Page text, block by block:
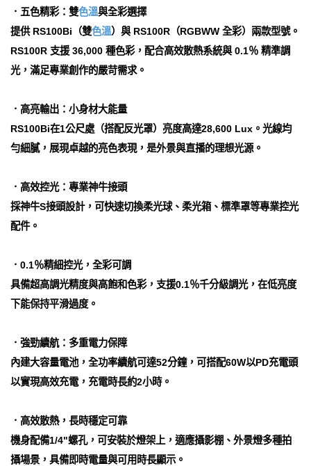
．五色精彩：雙色溫與全彩選擇
提供 RS100Bi（雙色溫）與 RS100R（RGBWW 全彩）兩款型號。
RS100R 支援 36,000 種色彩，配合高效散熱系統與 0.1％ 精準調
光，滿足專業創作的嚴苛需求。
．高亮輸出：小身材大能量
RS100Bi在1公尺處（搭配反光罩）亮度高達28,600 Lux。光線均
勻細膩，展現卓越的亮色表現，是外景與直播的理想光源。
．高效控光：專業神牛接頭
採神牛S接頭設計，可快速切換柔光球、柔光箱、標準罩等專業控光
配件。
．0.1％精細控光，全彩可調
具備超高調光精度與高飽和色彩，支援0.1％千分級調光，在低亮度
下能保持平滑過度。
．強勁續航：多重電力保障
內建大容量電池，全功率續航可達52分鐘，可搭配60W以PD充電頭
以實現高效充電，充電時長約2小時。
．高效散熱，長時穩定可靠
機身配備1/4"螺孔，可安裝於燈架上，適應攝影棚、外景燈多種拍
攝場景，具備即時電量與可用時長顯示。